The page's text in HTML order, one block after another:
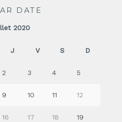
DATE
2020
J V S D
2 3 4 5
9 10 11 12
16 17 18 19